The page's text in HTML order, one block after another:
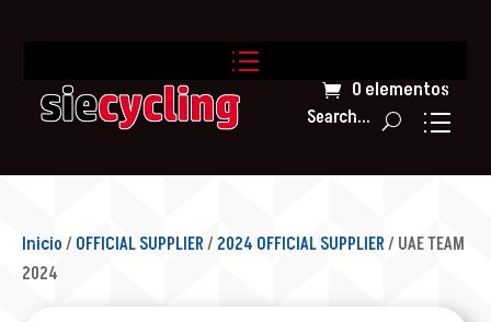
0 elementos
Search...
Inicio/ OFFICIAL SUPPLIER/2024 OFFICIAL SUPPLIER/ UAE TEAM
2024